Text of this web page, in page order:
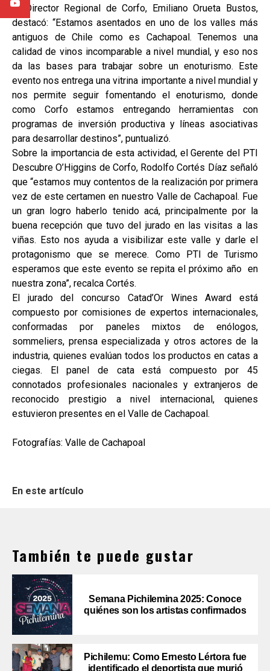
El Director Regional de Corfo, Emiliano Orueta Bustos,
destacó: “Estamos asentados en uno de los valles más
antiguos de Chile como es Cachapoal. Tenemos una
calidad de vinos incomparable a nivel mundial, y eso nos
da las bases para trabajar sobre un enoturismo. Este
evento nos entrega una vitrina importante a nivel mundial y
nos permite seguir fomentando el enoturismo, donde
como Corfo estamos entregando herramientas con
programas de inversión productiva y líneas asociativas
para desarrollar destinos”, puntualizó.
Sobre la importancia de esta actividad, el Gerente del PTI
Descubre O’Higgins de Corfo, Rodolfo Cortés Díaz señaló
que “estamos muy contentos de la realización por primera
vez de este certamen en nuestro Valle de Cachapoal. Fue
un gran logro haberlo tenido acá, principalmente por la
buena recepción que tuvo del jurado en las visitas a las
viñas. Esto nos ayuda a visibilizar este valle y darle el
protagonismo que se merece. Como PTI de Turismo
esperamos que este evento se repita el próximo año en
nuestra zona”, recalca Cortés.
El jurado del concurso Catad’Or Wines Award está
compuesto por comisiones de expertos internacionales,
conformadas por paneles mixtos de enólogos,
sommeliers, prensa especializada y otros actores de la
industria, quienes evalúan todos los productos en catas a
ciegas. El panel de cata está compuesto por 45
connotados profesionales nacionales y extranjeros de
reconocido prestigio a nivel internacional, quienes
estuvieron presentes en el Valle de Cachapoal.
Fotografías: Valle de Cachapoal
En este artículo
También te puede gustar
Semana Pichilemina 2025: Conoce
quiénes son los artistas confirmados
Pichilemu: Como Ernesto Lértora fue
identificado el deportista que murió